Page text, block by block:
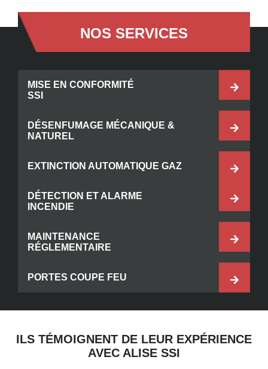
NOS SERVICES
MISE EN CONFORMITÉ
SSI
DÉSENFUMAGE MÉCANIQUE &
NATUREL
EXTINCTION AUTOMATIQUE GAZ
DÉTECTION ET ALARME
INCENDIE
MAINTENANCE
RÉGLEMENTAIRE
PORTES COUPE FEU
ILS TÉMOIGNENT DE LEUR EXPÉRIENCE
AVEC ALISE SSI